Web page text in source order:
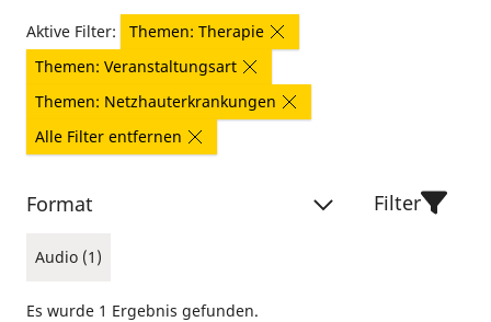
Aktive Filter:
Themen: Therapie
Themen: Veranstaltungsart
Themen: Netzhauterkrankungen
Alle Filter entfernen
Format
Audio (1)
Filter
Es wurde 1 Ergebnis gefunden.